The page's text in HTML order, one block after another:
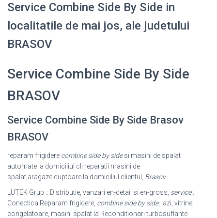
Service Combine Side By Side in
localitatile de mai jos, ale judetului
BRASOV
Service Combine Side By Side
BRASOV
Service Combine Side By Side Brasov
BRASOV
reparam frigidere combine side by sidesi masini de spalat
automate la domiciliul cli reparatii masini de
spalat,aragaze,cuptoare la domiciliul clientul, Brasov
LUTEK Grup :: Distributie, vanzari en-detail si en-gross, service:
Conectica Reparam frigidere, combine side by side, lazi, vitrine,
congelatoare, masini spalat la Reconditionari turbosuflante